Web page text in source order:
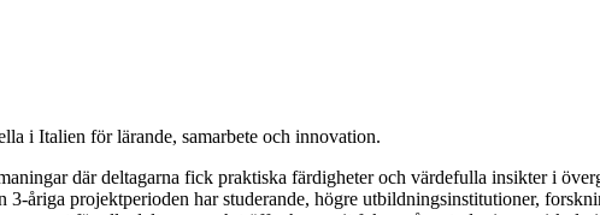
i Italien för lärande, samarbete och innovation.
där deltagarna fick praktiska färdigheter och värdefulla insikter i
åriga projektperioden har studerande, högre utbildningsinstitutioner,